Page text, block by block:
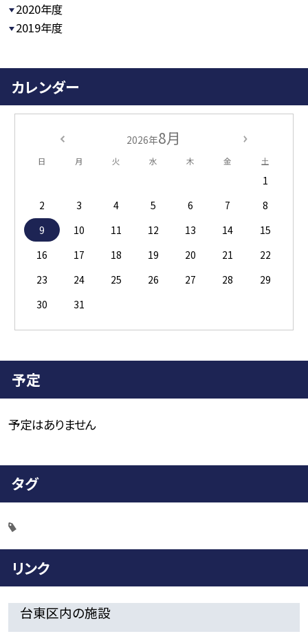
2020年度
2019年度
カレンダー
2026年8月
日 月 火 水 木 金 土
1
2
3 4 5 6 7
8
9
10 11 12 13 14
15
16
17 18 19 20 21
22
23
24 25 26 27 28
29
30
31
予定
予定はありません
タグ
リンク
台東区内の施設